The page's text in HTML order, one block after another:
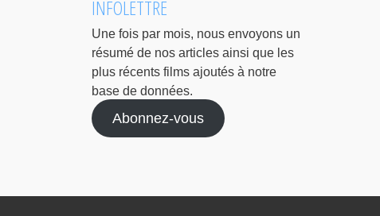
INFOLETTRE
Une fois par mois, nous envoyons un
résumé de nos articles ainsi que les
plus récents films ajoutés à notre
base de données.
Abonnez-vous